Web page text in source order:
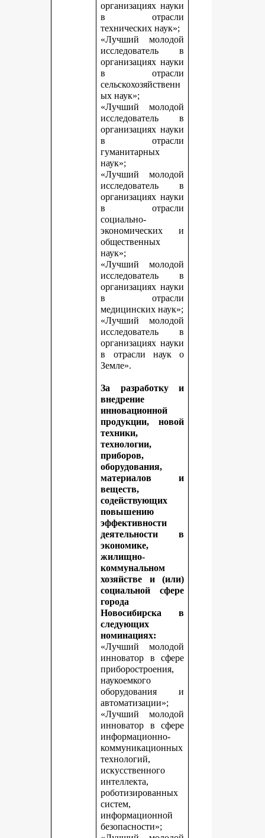
организациях науки
в отрасли
технических наук»;
«Лучший молодой
исследователь в
организациях науки
в отрасли
сельскохозяйственн
ых наук»;
«Лучший молодой
исследователь в
организациях науки
в отрасли
гуманитарных
наук»;
«Лучший молодой
исследователь в
организациях науки
в отрасли
социально-
экономических и
общественных
наук»;
«Лучший молодой
исследователь в
организациях науки
в отрасли
медицинских наук»;
«Лучший молодой
исследователь в
организациях науки
в отрасли наук о
Земле».
За разработку и
внедрение
инновационной
продукции, новой
техники,
технологии,
приборов,
оборудования,
материалов и
веществ,
содействующих
повышению
эффективности
деятельности в
экономике,
жилищно-
коммунальном
хозяйстве и (или)
социальной сфере
города
Новосибирска в
следующих
номинациях:
«Лучший молодой
инноватор в сфере
приборостроения,
наукоемкого
оборудования и
автоматизации»;
«Лучший молодой
инноватор в сфере
информационно-
коммуникационных
технологий,
искусственного
интеллекта,
роботизированных
систем,
информационной
безопасности»;